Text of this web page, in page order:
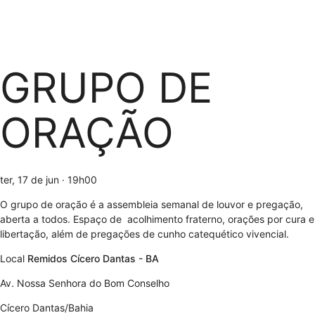
GRUPO DE
ORAÇÃO
ter, 17 de jun · 19h00
O grupo de oração é a assembleia semanal de louvor e pregação,
aberta a todos. Espaço de acolhimento fraterno, orações por cura e
libertação, além de pregações de cunho catequético vivencial.
Local Remidos Cícero Dantas - BA
Av. Nossa Senhora do Bom Conselho
Cícero Dantas/Bahia